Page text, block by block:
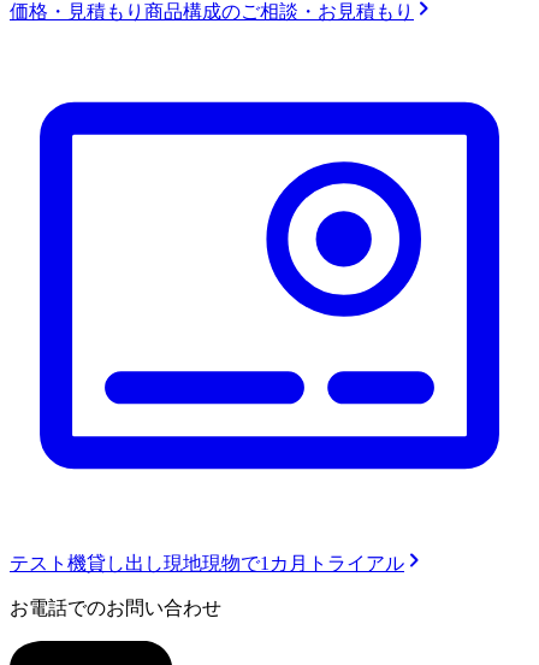
価格・見積もり 商品構成のご相談・お見積もり
テスト機貸し出し現地現物で1カ月トライアル
お電話でのお問い合わせ